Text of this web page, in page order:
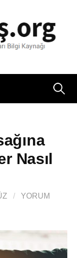
Arama:
Nasıl
/
YORUM